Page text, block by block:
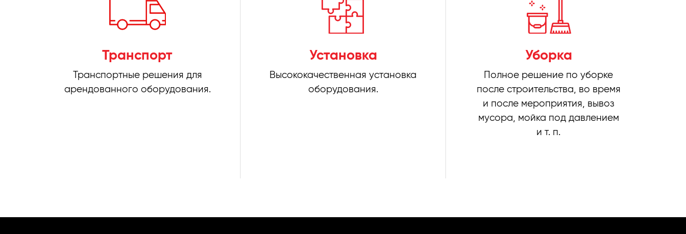
Транспорт
Транспортные решения для
арендованного оборудования.
Установка
Высококачественная установка
оборудования.
Уборка
Полное решение по уборке
после строительства, во время
и после мероприятия, вывоз
мусора, мойка под давлением
и т. п.